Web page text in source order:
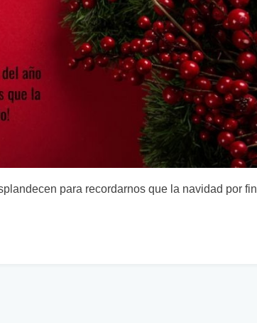
para recordarnos que la navidad por fin